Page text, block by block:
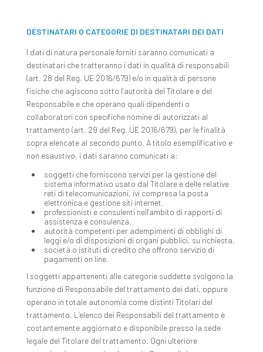
DESTINATARI O CATEGORIE DI DESTINATARI DEI DATI
I dati di natura personale forniti saranno comunicati a
destinatari che tratteranno i dati in qualità di responsabili
(art. 28 del Reg. UE 2016/679) e/o in qualità di persone
fisiche che agiscono sotto l’autorità del Titolare e del
Responsabile e che operano quali dipendenti o
collaboratori con specifiche nomine di autorizzati al
trattamento (art. 29 del Reg. UE 2016/679), per le finalità
sopra elencate al secondo punto. A titolo esemplificativo e
non esaustivo, i dati saranno comunicati a:
soggetti che forniscono servizi per la gestione del
sistema informativo usato dal Titolare e delle relative
reti di telecomunicazioni, ivi compresa la posta
elettronica e gestione siti internet.
professionisti e consulenti nell'ambito di rapporti di
assistenza e consulenza.
autorità competenti per adempimenti di obblighi di
leggi e/o di disposizioni di organi pubblici, su richiesta.
società o istituti di credito che offrono servizio di
pagamenti on line.
I soggetti appartenenti alle categorie suddette svolgono la
funzione di Responsabile del trattamento dei dati, oppure
operano in totale autonomia come distinti Titolari del
trattamento. L’elenco dei Responsabili del trattamento è
costantemente aggiornato e disponibile presso la sede
legale del Titolare del trattamento. Ogni ulteriore